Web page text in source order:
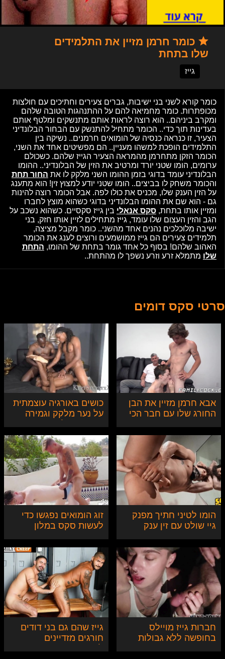
כומר חרמן מזיין את התלמידים
שלו בתחת
גייז
כומר קורא לשני בני ישיבות, גברים צעירים וחתיכים עם חולצות
מכופתרות. כומר מחמיאה להם על ההתנהגות הטובה שלהם
ומקרב ביניהם.. הוא רוצה לראות אותם מתנשקים ומלטף אותם
בעדינות תוך כדי.. הכומר מתחיל להתנשק עם הבחור הבלונדיני
הצעיר, זו כנראה כנסיה של הומואים חרמנים.. נשיקה בין
התלמידים הופכת למשהו מעניין.. הם מפשיטים אחד את השני,
הכומר הזקן מתחרמן מהמראה הצעיר הגייז שלהם. כשכולם
ערומים, הומו שטני יורד ומרטיב את הזין של הבלונדיני.. ההומו
הבלונדיני עומד בדוגי בזמן ההומו השני מלקק לו את החור תחת
והכומר משחק לו בביצים.. הומו שטני יודע למצוץ זין! הוא מתענג
על הזין הענק שלו, מכניס את כולו לפה. אבל הכומר רוצה להינות
גם - הוא שם את ההומו הבלונדיני בדוגי כשהוא מוצץ לחברו
ומזיין אותו בתחת, סקס אנאלי בין גייז סקסיים. כשהוא נשכב על
הגב והזין העצום שלו עומד, גייז מתחילים לזיין אותו חזק, בני
ישיבה מלוכלכים נהנים אחד מהשני.. כומר מקבל מציצה,
תלמידים צעירים הם גייז ממושמעים ורוצים לענג את הכומר
האהוב שלהם! בסוף כל אחד גומר בתחת של ההומו, התחת
שלו מתמלא זרע וזרע נשפך לו מהתחת..
סרטי סקס דומים
אבא חרמן מזיין את הבן
החורג שלו עם חבר הכי
במשפחה
כושים באורגיה עוצמתית
על נער מלקק וגמירה
הומו לטיני חתיך מפנק
גיי שולט עם זין ענק
זוג הומואים נפגשו כדי
לעשות סקס במלון
חברות גייז מויילס
בחופשה ללא גבולות
גייז שהם גם בני דודים
חורגים מזדיינים